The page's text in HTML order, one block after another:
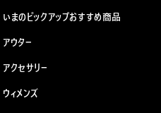
いまのピックアップおすすめ商品
アウター
アクセサリー
ウィメンズ